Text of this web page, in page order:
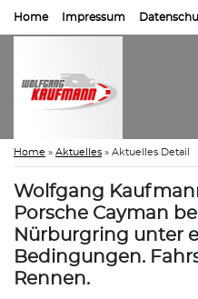
Home Impressum
Home » Aktuelles » Aktuelles Detail
Wolfgang
Porsche Cayman
Nürburgring unter
Bedingungen.
Rennen.